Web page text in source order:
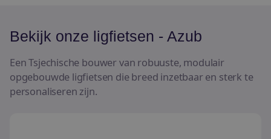
Bekijk onze ligfietsen - Azub
Een Tsjechische bouwer van robuuste, modulair
opgebouwde ligfietsen die breed inzetbaar en sterk te
personaliseren zijn.